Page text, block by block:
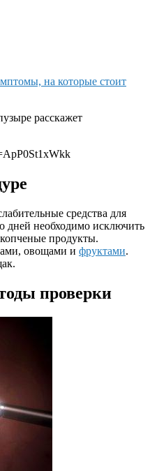
на которые стоит
расскажет
средства для
дней необходимо исключить
продукты.
овощами и фруктами.
проверки